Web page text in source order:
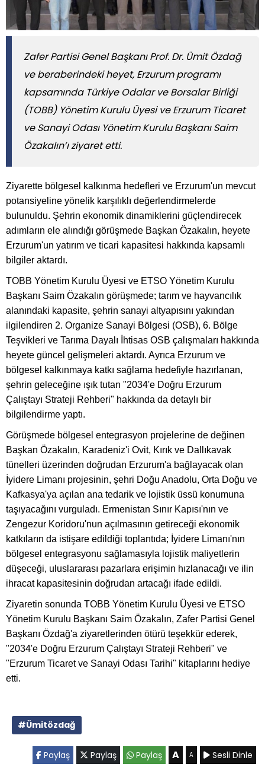
Zafer Partisi Genel Başkanı Prof. Dr. Ümit Özdağ
ve beraberindeki heyet, Erzurum programı
kapsamında Türkiye Odalar ve Borsalar Birliği
(TOBB) Yönetim Kurulu Üyesi ve Erzurum Ticaret
ve Sanayi Odası Yönetim Kurulu Başkanı Saim
Özakalın’ı ziyaret etti.
Ziyarette bölgesel kalkınma hedefleri ve Erzurum'un mevcut
potansiyeline yönelik karşılıklı değerlendirmelerde
bulunuldu. Şehrin ekonomik dinamiklerini güçlendirecek
adımların ele alındığı görüşmede Başkan Özakalın, heyete
Erzurum'un yatırım ve ticari kapasitesi hakkında kapsamlı
bilgiler aktardı.
TOBB Yönetim Kurulu Üyesi ve ETSO Yönetim Kurulu
Başkanı Saim Özakalın görüşmede; tarım ve hayvancılık
alanındaki kapasite, şehrin sanayi altyapısını yakından
ilgilendiren 2. Organize Sanayi Bölgesi (OSB), 6. Bölge
Teşvikleri ve Tarıma Dayalı İhtisas OSB çalışmaları hakkında
heyete güncel gelişmeleri aktardı. Ayrıca Erzurum ve
bölgesel kalkınmaya katkı sağlama hedefiyle hazırlanan,
şehrin geleceğine ışık tutan "2034'e Doğru Erzurum
Çalıştayı Strateji Rehberi" hakkında da detaylı bir
bilgilendirme yaptı.
Görüşmede bölgesel entegrasyon projelerine de değinen
Başkan Özakalın, Karadeniz'i Ovit, Kırık ve Dallıkavak
tünelleri üzerinden doğrudan Erzurum'a bağlayacak olan
İyidere Limanı projesinin, şehri Doğu Anadolu, Orta Doğu ve
Kafkasya'ya açılan ana tedarik ve lojistik üssü konumuna
taşıyacağını vurguladı. Ermenistan Sınır Kapısı'nın ve
Zengezur Koridoru'nun açılmasının getireceği ekonomik
katkıların da istişare edildiği toplantıda; İyidere Limanı'nın
bölgesel entegrasyonu sağlamasıyla lojistik maliyetlerin
düşeceği, uluslararası pazarlara erişimin hızlanacağı ve ilin
ihracat kapasitesinin doğrudan artacağı ifade edildi.
Ziyaretin sonunda TOBB Yönetim Kurulu Üyesi ve ETSO
Yönetim Kurulu Başkanı Saim Özakalın, Zafer Partisi Genel
Başkanı Özdağ'a ziyaretlerinden ötürü teşekkür ederek,
"2034'e Doğru Erzurum Çalıştayı Strateji Rehberi" ve
"Erzurum Ticaret ve Sanayi Odası Tarihi" kitaplarını hediye
etti.
#Ümitözdağ
Paylaş Paylaş Paylaş A A Sesli Dinle